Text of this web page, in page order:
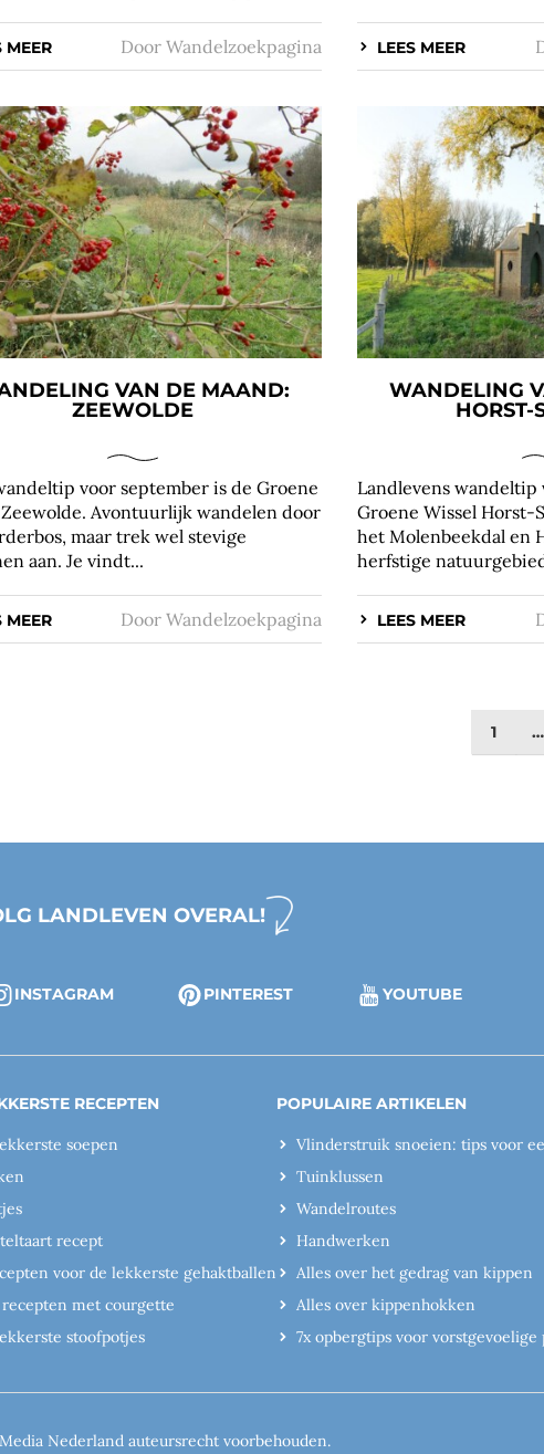
MEER DoorWandelzoekpagina LEES MEER
VAN DE MAAND:
ZEEWOLDE
voor september is de Groene
Avontuurlijk wandelen door
maar trek wel stevige
aan. Je vindt...
MEER DoorWandelzoekpagina
WANDELING
HORST-
Landlevens wandeltip
Groene Wissel Horst-
het Molenbeekdal en
herfstige
LEES MEER
1 …
LANDLEVEN OVERAL!
INSTAGRAM PINTEREST YOUTUBE
RECEPTEN
soepen
recept
voor de lekkerste gehaktballen
met courgette
stoofpotjes
POPULAIRE ARTIKELEN
Vlinderstruik snoeien: tips voor
Tuinklussen
Wandelroutes
Handwerken
Alles over het gedrag van kippen
Alles over kippenhokken
7x opbergtips voor vorstgevoelige
Nederland auteursrecht voorbehouden.